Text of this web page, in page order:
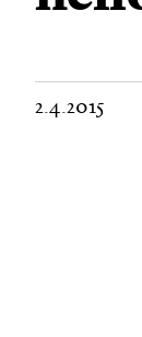
2.4.2015